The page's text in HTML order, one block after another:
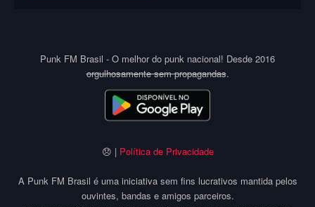
Punk FM Brasil - O melhor do punk nacional! Desde 2016
orgulhosamente sem propagandas.
😞 | Política de Privacidade
A Punk FM Brasil é uma iniciativa sem fins lucrativos mantida pelos
ouvintes, bandas e amigos parceiros.